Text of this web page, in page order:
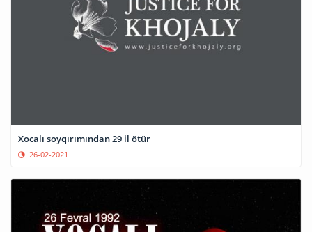
Xocalı soyqırımından 29 il ötür
26-02-2021